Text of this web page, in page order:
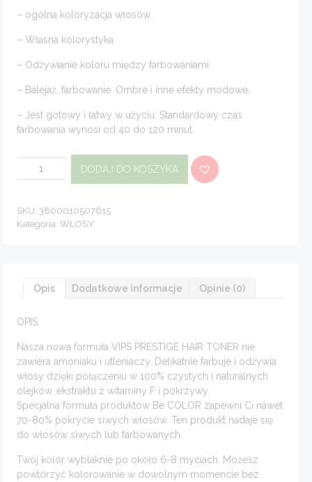
– ogólna koloryzacja włosów.
– Własna kolorystyka
– Odżywianie koloru między farbowaniami
– Balejaż, farbowanie. Ombre i inne efekty modowe.
– Jest gotowy i łatwy w użyciu. Standardowy czas
farbowania wynosi od 40 do 120 minut.
Toner
do
Chestnut
"Kasztanowy"
BC03
DODAJ DO KOSZYKA
SKU:3800010507615
Kategoria:WŁOSY
Opis Dodatkowe informacje Opinie (0)
OPIS:
Nasza nowa formuła VIPS PRESTIGE HAIR TONER nie
zawiera amoniaku i utleniaczy. Delikatnie farbuje i odżywia
włosy dzięki połączeniu w 100% czystych i naturalnych
olejków, ekstraktu z witaminy F i pokrzywy.
Specjalna formuła produktów Be COLOR zapewni Ci nawet
70-80% pokrycie siwych włosów. Ten produkt nadaje się
do włosów siwych lub farbowanych.
Twój kolor wyblaknie po około 6-8 myciach. Możesz
powtórzyć kolorowanie w dowolnym momencie bez